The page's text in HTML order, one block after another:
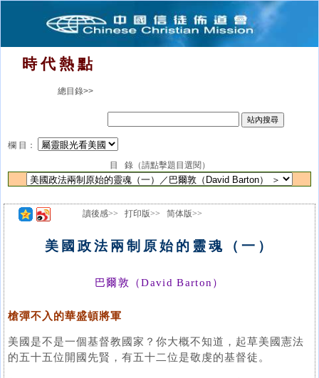
時 代 熱 點
總目錄>>
欄 目：
目 錄（請點擊題目選閱）
讀後感>> 打印版>> 简体版>>
美國政法兩制原始的靈魂（一）
巴爾敦（David Barton）
槍彈不入的華盛頓將軍
美國是不是一個基督教國家？你大概不知道，起草美國憲法
的五十五位開國先賢，有五十二位是敬虔的基督徒。